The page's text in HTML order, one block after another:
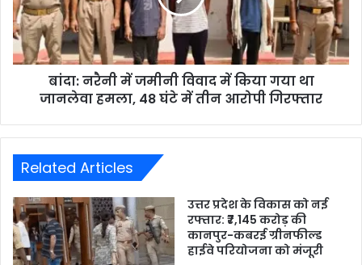
बांदा: नरैनी में जमीनी विवाद में किया गया था
जानलेवा हमला, 48 घंटे में तीन आरोपी गिरफ्तार
Related Articles
उत्तर प्रदेश के विकास को नई
रफ्तार: ₹7,145 करोड़ की
कानपुर-कबरई ग्रीनफील्ड
हाईवे परियोजना को मंजूरी